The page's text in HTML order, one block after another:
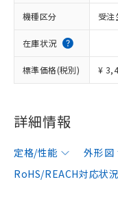
機種区分 受注
在庫状況
標準価格(税別) ¥
詳細情報
定格/性能 外形図
RoHS/REACH対応状況